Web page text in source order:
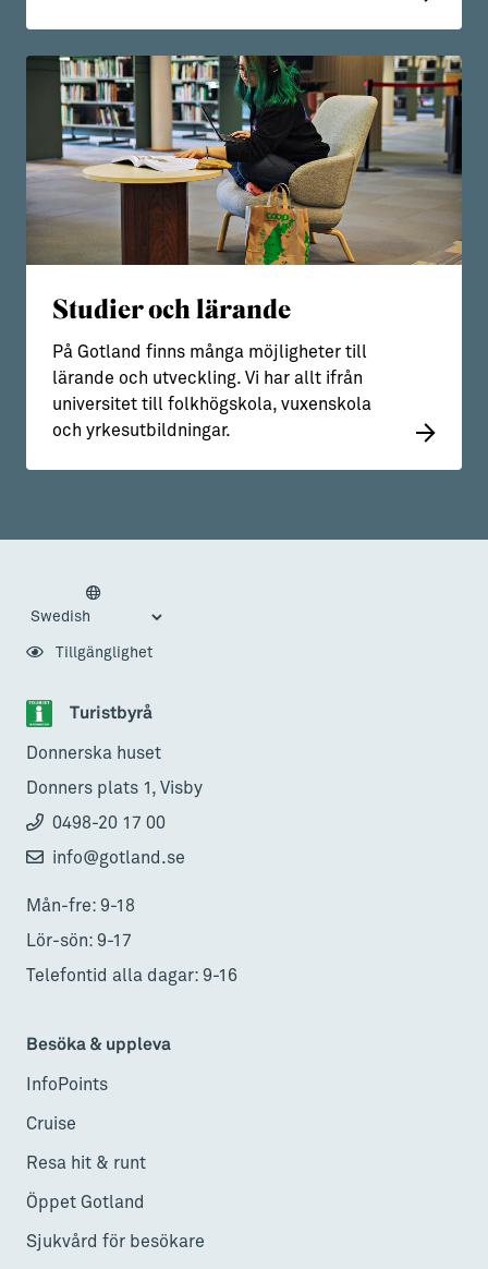
Studier och lärande
På Gotland finns många möjligheter till
lärande och utveckling. Vi har allt ifrån
universitet till folkhögskola, vuxenskola
och yrkesutbildningar.
Turistbyrå
Donnerska huset
Donners plats 1, Visby
0498-20 17 00
info@gotland.se
Mån-fre: 9-18
Lör-sön: 9-17
Telefontid alla dagar: 9-16
Besöka & uppleva
InfoPoints
Cruise
Resa hit & runt
Öppet Gotland
Sjukvård för besökare
Tillgänglighet